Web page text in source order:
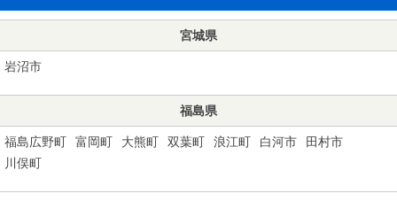
宮城県
岩沼市
福島県
福島広野町 富岡町 大熊町 双葉町 浪江町 白河市
田村市
川俣町